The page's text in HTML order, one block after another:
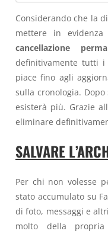
Considerando che la
mettere in
cancellazione
definitivamente tutti
piace fino agli
sulla cronologia.
esisterà più. Grazie
eliminare
SALVARE
Per chi non volesse
stato accumulato su
di foto, messaggi e
molto della